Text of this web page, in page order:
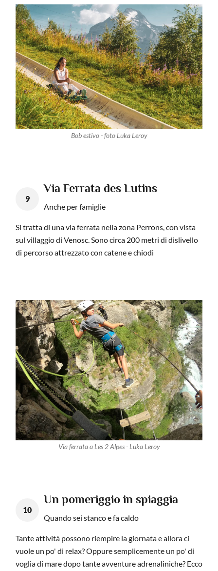
Bob estivo - foto Luka Leroy
Via ferrata a Les 2 Alpes - Luka Leroy
9
Via Ferrata des Lutins
Anche per famiglie
Si tratta di una via ferrata nella zona Perrons, con vista
sul villaggio di Venosc. Sono circa 200 metri di dislivello
di percorso attrezzato con catene e chiodi
10
Un pomeriggio in spiaggia
Quando sei stanco e fa caldo
Tante attività possono riempire la giornata e allora ci
vuole un po' di relax? Oppure semplicemente un po' di
voglia di mare dopo tante avventure adrenaliniche? Ecco